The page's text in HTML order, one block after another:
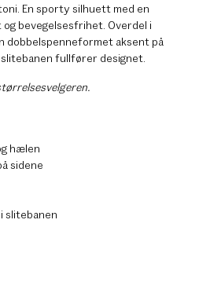
En sporty silhuett med en
bevegelsesfrihet. Overdel i
dobbelspenneformet aksent på
fullfører designet.
hælen
sidene
slitebanen